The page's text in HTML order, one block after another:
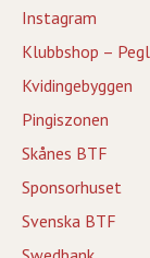
Instagram
Klubbshop –
Kvidingebyggen
Pingiszonen
Skånes BTF
Sponsorhuset
Svenska BTF